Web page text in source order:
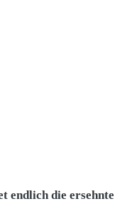
endlich die ersehnte